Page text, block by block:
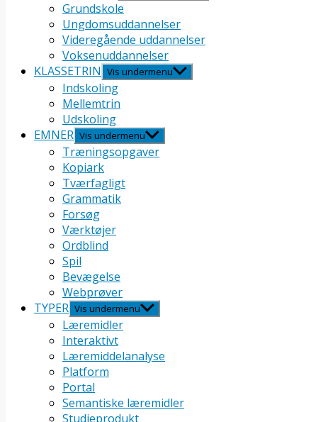
Grundskole
Ungdomsuddannelser
Videregående uddannelser
Voksenuddannelser
KLASSETRIN Vis undermenu
Indskoling
Mellemtrin
Udskoling
EMNER Vis undermenu
Træningsopgaver
Kopiark
Tværfagligt
Grammatik
Forsøg
Værktøjer
Ordblind
Spil
Bevægelse
Webprøver
TYPER Vis undermenu
Læremidler
Interaktivt
Læremiddelanalyse
Platform
Portal
Semantiske læremidler
Studieprodukt